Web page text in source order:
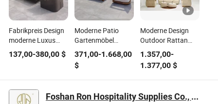
Fabrikpreis Design
moderne Luxus
Outdoor Garten
Aluminium
wasserdichte Patio
Möbel Stoff Sitz
Sofa Set
137,00-380,00 $
Moderne Patio
Gartenmöbel
Aluminium Hotel
Sofaset
371,00-1.668,00
$
Moderne Design
Outdoor Rattan
Geflecht
Gartenmöbel Sofa
Set
1.357,00-
1.377,00$
Foshan Ron Hospitality Supplies Co., Ltd.